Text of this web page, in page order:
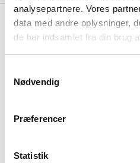
analysepartnere. Vores
data med andre oplysninger,
de har indsamlet fra din brug
Nødvendig
Præferencer
Statistik
Ajanny Logistics
generere figuren for